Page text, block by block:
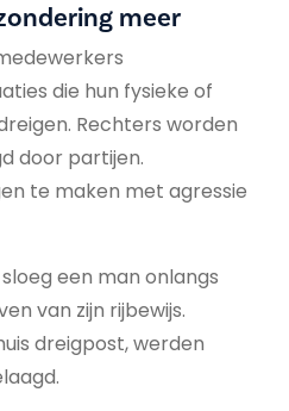
meer
die hun fysieke of
Rechters worden
door partijen.
te maken met agressie
een man onlangs
van zijn rijbewijs.
dreigpost, werden